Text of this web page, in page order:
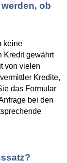
ob
keine
Kredit gewährt
von vielen
Kredite,
das Formular
bei den